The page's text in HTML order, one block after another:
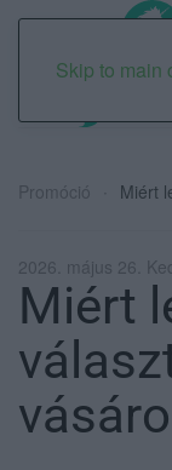
Skip to main
Promóció Miért
2026. május 26.
Miért